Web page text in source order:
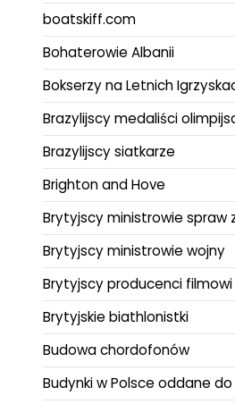
boatskiff.com
Bohaterowie Albanii
Bokserzy na Letnich
Brazylijscy medaliści
Brazylijscy siatkarze
Brighton and Hove
Brytyjscy ministrowie spraw
Brytyjscy ministrowie wojny
Brytyjscy producenci filmowi
Brytyjskie biathlonistki
Budowa chordofonów
Budynki w Polsce oddane do